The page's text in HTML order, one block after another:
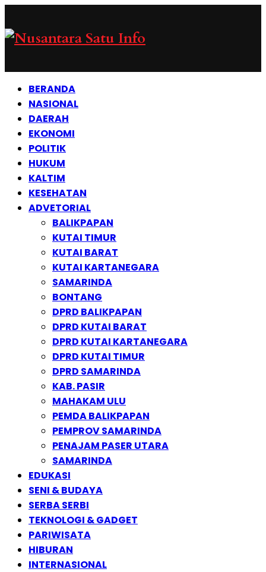
BERANDA
NASIONAL
DAERAH
EKONOMI
POLITIK
HUKUM
KALTIM
KESEHATAN
ADVETORIAL
BALIKPAPAN
KUTAI TIMUR
KUTAI BARAT
KUTAI KARTANEGARA
SAMARINDA
BONTANG
DPRD BALIKPAPAN
DPRD KUTAI BARAT
DPRD KUTAI KARTANEGARA
DPRD KUTAI TIMUR
DPRD SAMARINDA
KAB. PASIR
MAHAKAM ULU
PEMDA BALIKPAPAN
PEMPROV SAMARINDA
PENAJAM PASER UTARA
SAMARINDA
EDUKASI
SENI & BUDAYA
SERBA SERBI
TEKNOLOGI & GADGET
PARIWISATA
HIBURAN
INTERNASIONAL